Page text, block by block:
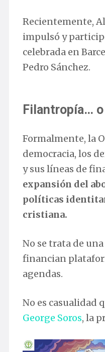
Recientemente,
impulsó y
celebrada en
Pedro Sánchez.
Filantropía…
Formalmente, la
democracia, los
y sus líneas de
expansión del
políticas
cristiana.
No se trata de
financian
agendas.
No es casualidad
George Soros, la